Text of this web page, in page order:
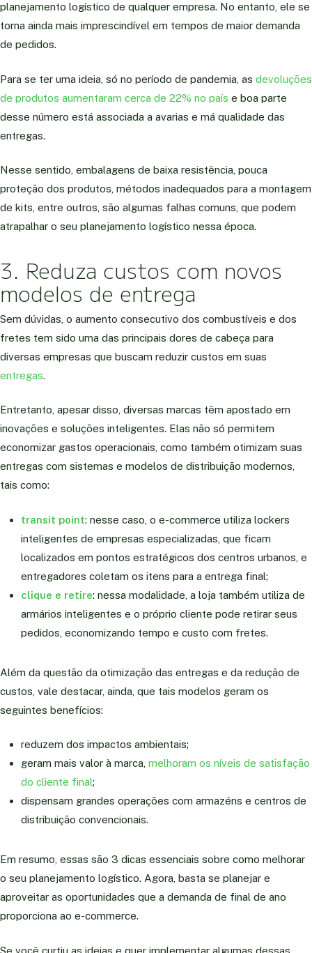
planejamento logístico de qualquer empresa. No entanto, ele se
torna ainda mais imprescindível em tempos de maior demanda
de pedidos.
Para se ter uma ideia, só no período de pandemia, as devoluções
de produtos aumentaram cerca de 22% no país e boa parte
desse número está associada a avarias e má qualidade das
entregas.
Nesse sentido, embalagens de baixa resistência, pouca
proteção dos produtos, métodos inadequados para a montagem
de kits, entre outros, são algumas falhas comuns, que podem
atrapalhar o seu planejamento logístico nessa época.
3. Reduza custos com novos
modelos de entrega
Sem dúvidas, o aumento consecutivo dos combustíveis e dos
fretes tem sido uma das principais dores de cabeça para
diversas empresas que buscam reduzir custos em suas
entregas.
Entretanto, apesar disso, diversas marcas têm apostado em
inovações e soluções inteligentes. Elas não só permitem
economizar gastos operacionais, como também otimizam suas
entregas com sistemas e modelos de distribuição modernos,
tais como:
transit point: nesse caso, o e-commerce utiliza lockers
inteligentes de empresas especializadas, que ficam
localizados em pontos estratégicos dos centros urbanos, e
entregadores coletam os itens para a entrega final;
clique e retire: nessa modalidade, a loja também utiliza de
armários inteligentes e o próprio cliente pode retirar seus
pedidos, economizando tempo e custo com fretes.
Além da questão da otimização das entregas e da redução de
custos, vale destacar, ainda, que tais modelos geram os
seguintes benefícios:
reduzem dos impactos ambientais;
geram mais valor à marca, melhoram os níveis de satisfação
do cliente final;
dispensam grandes operações com armazéns e centros de
distribuição convencionais.
Em resumo, essas são 3 dicas essenciais sobre como melhorar
o seu planejamento logístico. Agora, basta se planejar e
aproveitar as oportunidades que a demanda de final de ano
proporciona ao e-commerce.
Se você curtiu as ideias e quer implementar algumas dessas